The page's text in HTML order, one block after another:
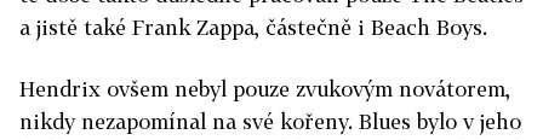
a jistě také Frank Zappa, částečně i Beach Boys.
Hendrix ovšem nebyl pouze zvukovým novátorem,
nikdy nezapomínal na své kořeny. Blues bylo v jeho